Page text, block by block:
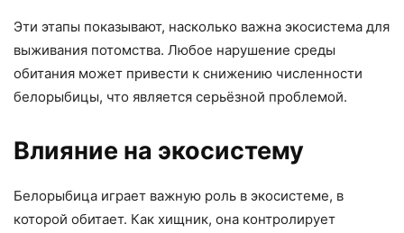
Эти этапы показывают, насколько важна экосистема для
выживания потомства. Любое нарушение среды
обитания может привести к снижению численности
белорыбицы, что является серьёзной проблемой.
Влияние на экосистему
Белорыбица играет важную роль в экосистеме, в
которой обитает. Как хищник, она контролирует